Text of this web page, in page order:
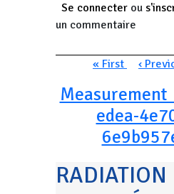
Se connecter ou
un commentaire
Pagination
Première page
« First Page
‹
edea-
RADIATION